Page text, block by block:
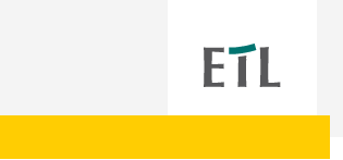
Aktuelle Informationen der ETL